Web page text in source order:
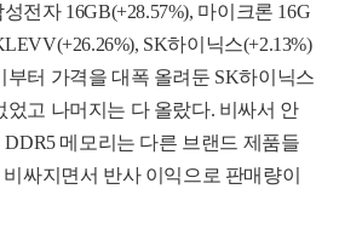
전자 16GB(+28.57%), 마이크론 16G
(+26.26%), SK하이닉스(+2.13%)
부터 가격을 대폭 올려둔 SK하이닉스
었고 나머지는 다 올랐다. 비싸서 안
DDR5 메 모 리 는 다른 브 랜 드 제 품들
비 싸지 면서 반사 이 익 으 로 판매량이